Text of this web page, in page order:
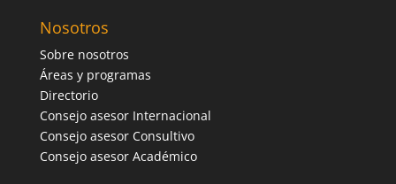
Nosotros
Sobre nosotros
Áreas y programas
Directorio
Consejo asesor Internacional
Consejo asesor Consultivo
Consejo asesor Académico